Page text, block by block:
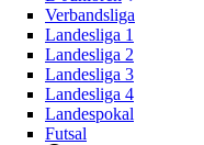
Verbandsliga
Landesliga 1
Landesliga 2
Landesliga 3
Landesliga 4
Landespokal
Futsal